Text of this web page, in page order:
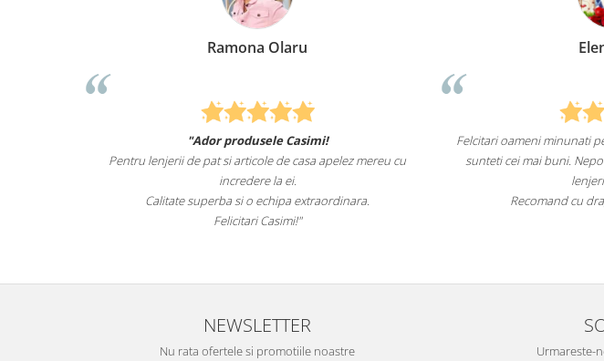
de pat si articole de casa apelez mereu cu
Calitate superba si o echipa extraordinara.
Felcitari oameni minunati pentru produsele pe care le
sunteti cei mai buni. Nepotii mei au fost tare incantati
Recomand cu drag si increde Casimi.ro
NEWSLETTER
Nu rata ofertele si promotiile noastre Urmareste-